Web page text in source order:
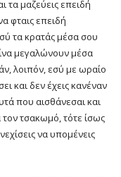
τα μαζεύεις επειδή
φταις επειδή
τα κρατάς μέσα σου
μεγαλώνουν μέσα
λοιπόν, εσύ με ωραίο
και δεν έχεις κανέναν
που αισθάνεσαι και
τον τσακωμό, τότε ίσως
να υπομένεις